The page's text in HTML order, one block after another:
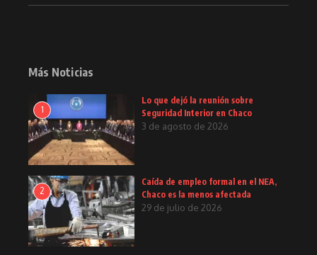
Más Noticias
1
Lo que dejó la reunión sobre
Seguridad Interior en Chaco
3 de agosto de 2026
2
Caída de empleo formal en el NEA,
Chaco es la menos afectada
29 de julio de 2026